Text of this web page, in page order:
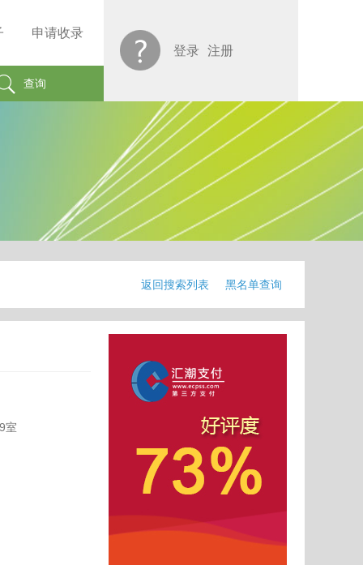
申请收录
查询
登录 注册
返回搜索列表 黑名单查询
室